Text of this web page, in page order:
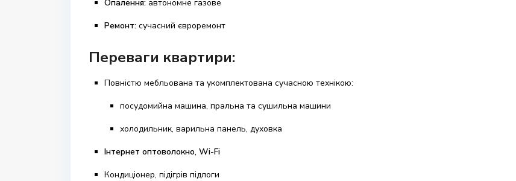
Опалення: автономне газове
Ремонт: сучасний євроремонт
Переваги квартири:
Повністю мебльована та укомплектована сучасною технікою:
посудомийна машина, пральна та сушильна машини
холодильник, варильна панель, духовка
Інтернет оптоволокно, Wi-Fi
Кондиціонер, підігрів підлоги